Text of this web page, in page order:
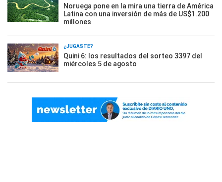
Noruega pone en la mira una tierra de América
Latina con una inversión de más de US$1.200
millones
¿JUGASTE?
Quini 6: los resultados del sorteo 3397 del
miércoles 5 de agosto